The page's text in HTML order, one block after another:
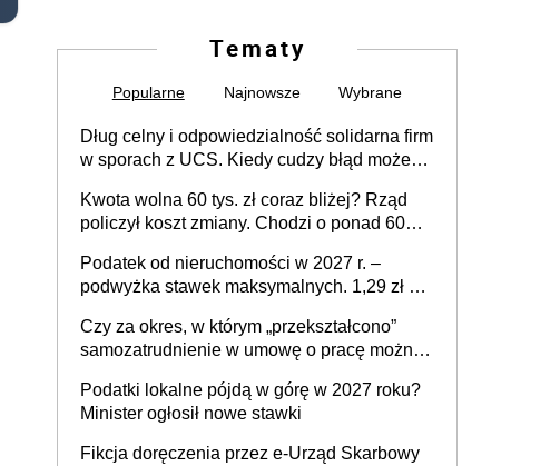
Tematy
Popularne Najnowsze Wybrane
Dług celny i odpowiedzialność solidarna firm
w sporach z UCS. Kiedy cudzy błąd może
Kwota wolna 60 tys. zł coraz bliżej? Rząd
policzył koszt zmiany. Chodzi o ponad 60
Podatek od nieruchomości w 2027 r. –
podwyżka stawek maksymalnych. 1,29 zł za
budynków i lokali związanych z
prowadzeniem działalności gospodarczej
Czy za okres, w którym „przekształcono”
samozatrudnienie w umowę o pracę można
umowy cywilnoprawnej jedynym
racjonalnym wyjściem
Podatki lokalne pójdą w górę w 2027 roku?
Minister ogłosił nowe stawki
Fikcja doręczenia przez e-Urząd Skarbowy